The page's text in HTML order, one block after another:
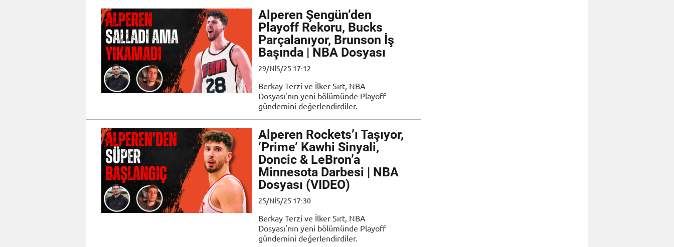
Alperen Şengün’den
Playoff Rekoru, Bucks
Parçalanıyor, Brunson İş
Başında | NBA Dosyası
29/NIS/25 17:12
Berkay Terzi ve İlker Sırt, NBA
Dosyası'nın yeni bölümünde Playoff
gündemini değerlendirdiler.
Alperen Rockets’ı Taşıyor,
‘Prime’ Kawhi Sinyali,
Doncic & LeBron’a
Minnesota Darbesi | NBA
Dosyası (VIDEO)
25/NIS/25 17:30
Berkay Terzi ve İlker Sırt, NBA
Dosyası'nın yeni bölümünde Playoff
gündemini değerlendirdiler.